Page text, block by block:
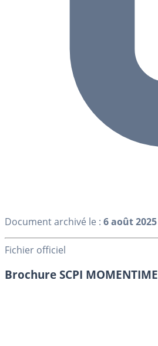
Document archivé le : 6 août 2025
Fichier officiel
Brochure SCPI MOMENTIME